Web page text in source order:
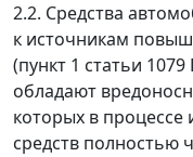
2.2. Средства
к источникам
(пункт 1 статьи
обладают
которых в процессе
средств полностью